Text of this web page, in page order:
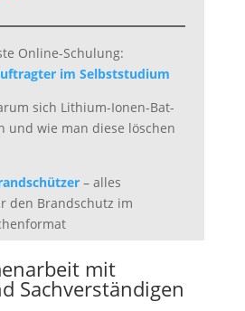
Online-Schulung:
im Selbststudium
sich Lithium-Ionen-Bat­
und wie man diese löschen
– alles
den Brandschutz im
mit
Sachverständigen